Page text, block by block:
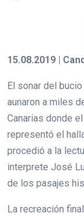
15.08.2019 |
El sonar del
aunaron a miles
Canarias donde
representó el
procedió a la
interprete José
de los pasajes
La recreación